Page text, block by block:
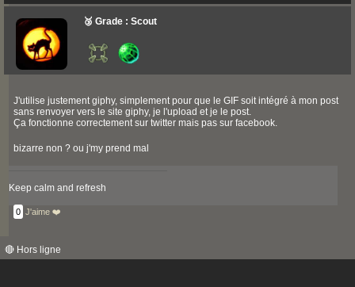
🥉 Grade : Scout
J'utilise justement giphy, simplement pour que le GIF soit intégré à mon post
sans renvoyer vers le site giphy, je l'upload et je le post.
Ça fonctionne correctement sur twitter mais pas sur facebook.
bizarre non ? ou j'my prend mal
Keep calm and refresh
0 J'aime ❤️
🔴 Hors ligne